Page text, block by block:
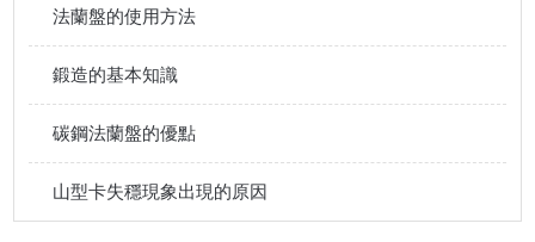
法蘭盤的使用方法
鍛造的基本知識
碳鋼法蘭盤的優點
山型卡失穩現象出現的原因